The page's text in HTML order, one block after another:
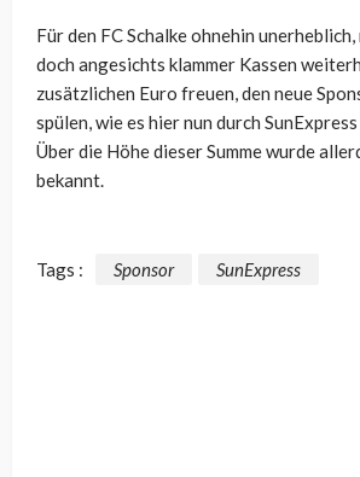
Für den FC Schalke ohnehin unerheblich,
doch angesichts klammer Kassen
zusätzlichen Euro freuen, den neue
spülen, wie es hier nun durch
Über die Höhe dieser Summe wurde
bekannt.
Tags : Sponsor SunExpress